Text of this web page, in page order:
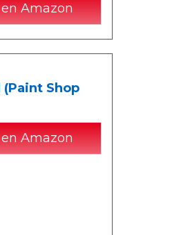
Amazon
(Paint Shop
Amazon